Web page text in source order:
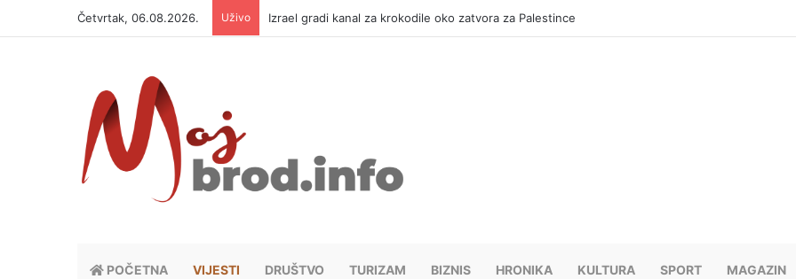
Četvrtak, 06.08.2026. Uživo Izrael gradi kanal za krokodile oko zatvora za Palestince
POČETNA VIJESTI DRUŠTVO TURIZAM BIZNIS HRONIKA KULTURA SPORT MAGAZIN